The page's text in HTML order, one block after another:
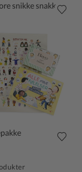
Den store snikke snakke pakke